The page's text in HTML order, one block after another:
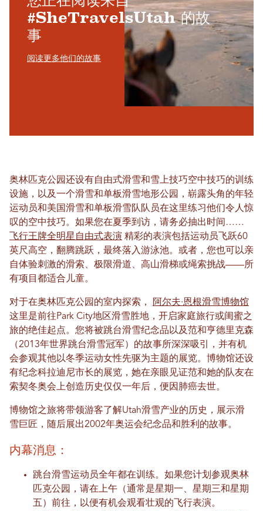
#SheTravelsUtah 的故
事
阅读更多他们的故事
奥林匹克公园还设有自由式滑雪和雪上技巧空中技巧的训练
设施，以及一个滑雪和单板滑雪地形公园，崭露头角的年轻
运动员和美国滑雪和单板滑雪队队员在这里练习他们令人惊
叹的空中技巧。如果您在夏季到访，请务必抽出时间……
飞行王牌全明星自由式表演 精彩的表演包括运动员飞跃60
英尺高空，翻腾跳跃，最终落入游泳池。或者，您也可以亲
自体验刺激的滑索、极限滑道、高山滑梯或绳索挑战——所
有项目都适合儿童。
对于在奥林匹克公园的室内探索，
阿尔夫·恩根滑雪博物馆
这里是前往Park City地区滑雪胜地，开启家庭旅行或闺蜜之
旅的绝佳起点。您将被跳台滑雪纪念品以及范和亨德里克森
（2013年世界跳台滑雪冠军）的故事所深深吸引，并有机
会参观其他以冬季运动女性先驱为主题的展览。博物馆还设
有纪念科拉迪尼市长的展览，她在亲眼见证范和她的队友在
索契冬奥会上创造历史仅仅一年后，便因肺癌去世。
博物馆之旅将带领游客了解Utah滑雪产业的历史，展示滑
雪巨匠，随后展出2002年奥运会纪念品和胜利的故事。
内幕消息：
跳台滑雪运动员全年都在训练。如果您计划参观奥林
匹克公园，请在上午（通常是星期一、星期三和星期
五）前往，以便有机会观看壮观的飞行表演。